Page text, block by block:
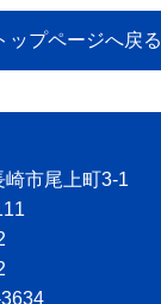
ップページへ戻る
市尾上町3-1